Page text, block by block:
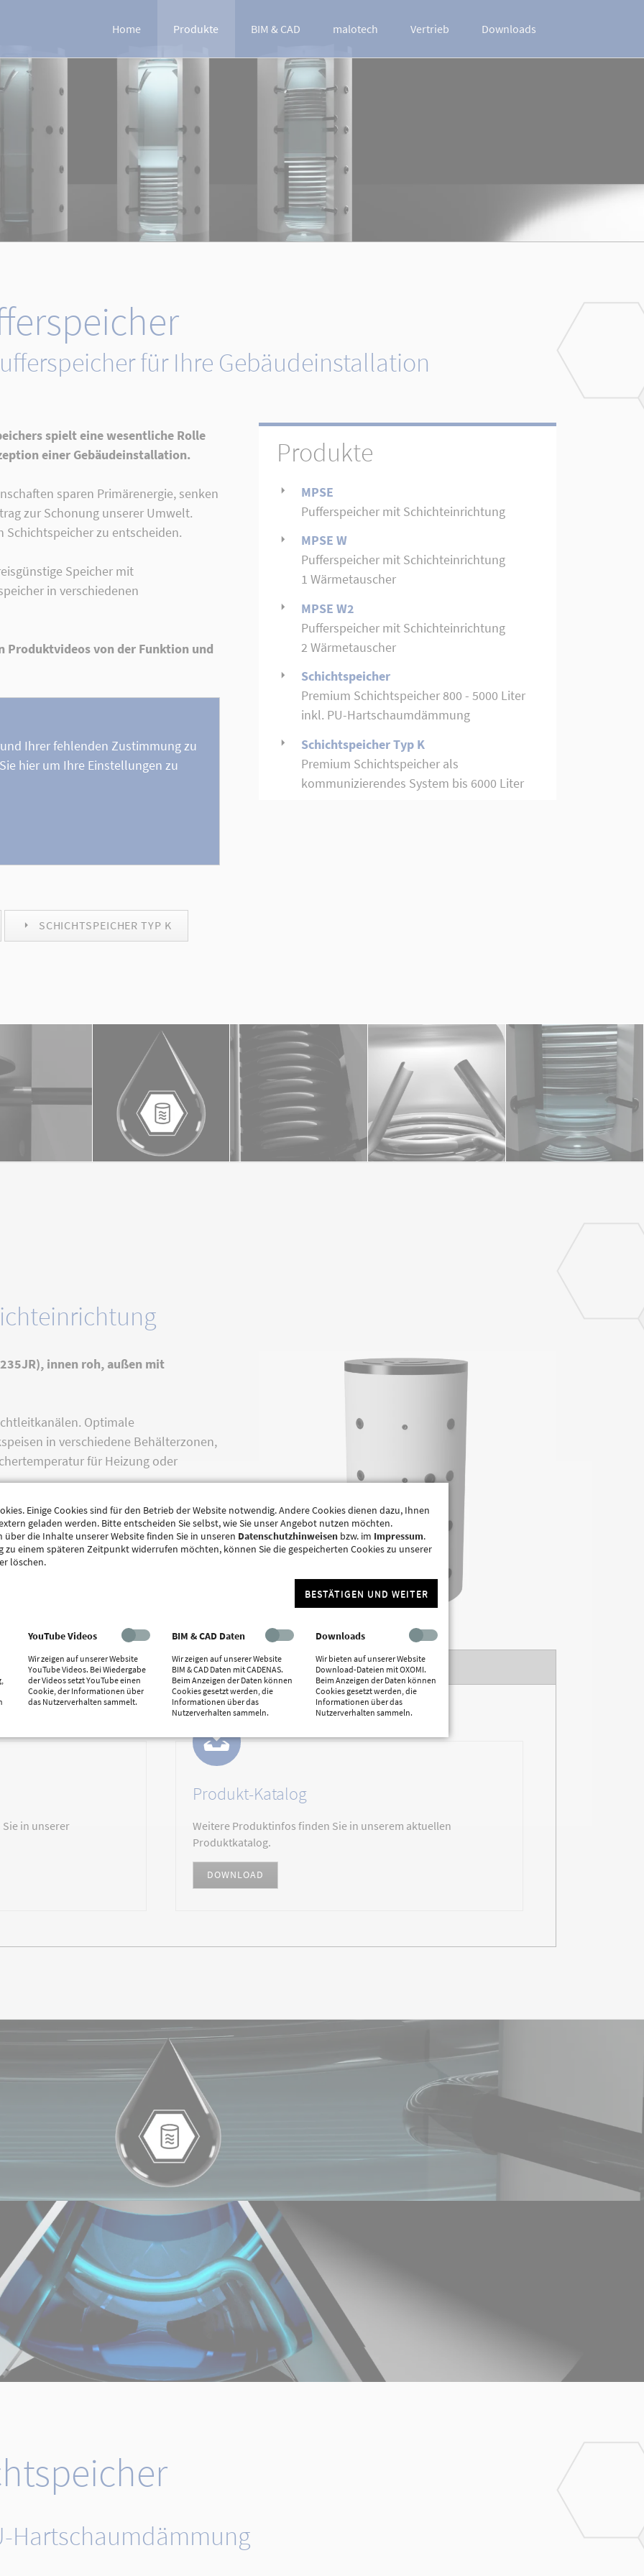
Home Produkte
Frischwasserstationen
Wohnungsstationen
Speicherlademodule
Solartrennsysteme
BIM & CAD malotech
Produktion
Referenzen
Vertrieb Downloads
für Ihre Gebäudeinstallation
spielt eine wesentliche Rolle
einer Gebäudeinstallation.
sparen Primärenergie, senken
zur Schonung unserer Umwelt.
zu entscheiden.
Speicher mit
in verschiedenen
Produktvideos von der Funktion und
Ihrer fehlenden Zustimmung zu
hier um Ihre Einstellungen zu
Produkte
MPSE
Pufferspeicher mit Schichteinrichtung
MPSE W
Pufferspeicher mit Schichteinrichtung
1 Wärmetauscher
MPSE W2
Pufferspeicher mit Schichteinrichtung
2 Wärmetauscher
Schichtspeicher
Premium Schichtspeicher 800 - 5000 Liter
inkl. PU-Hartschaumdämmung
Schichtspeicher Typ K
Premium Schichtspeicher als
kommunizierendes System bis 6000 Liter
SCHICHTSPEICHER TYP K
innen roh, außen mit
Optimale
in verschiedene Behälterzonen,
für Heizung oder
inkl. 8
Tauchhülsenanschlüssen, 1
100 mm Vlies- Isolierung.
BILDER
in unserer
Produkt-Katalog
Weitere Produktinfos finden Sie in unserem aktuellen
Produktkatalog.
DOWNLOAD
Hartschaumdämmung
Einige Cookies sind für den Betrieb der Website notwendig. Andere Cookies dienen dazu, Ihnen
geladen werden. Bitte entscheiden Sie selbst, wie Sie unser Angebot nutzen möchten.
die Inhalte unserer Website finden Sie in unseren Datenschutzhinweisen bzw. im Impressum.
zu einem späteren Zeitpunkt widerrufen möchten, können Sie die gespeicherten Cookies zu unserer
löschen.
BESTÄTIGEN UND WEITER
YouTube Videos
Wir zeigen auf unserer Website
YouTube Videos. Bei Wiedergabe
der Videos setzt YouTube einen
Cookie, der Informationen über
das Nutzerverhalten sammelt.
BIM & CAD Daten
Wir zeigen auf unserer Website
BIM & CAD Daten mit CADENAS.
Beim Anzeigen der Daten können
Cookies gesetzt werden, die
Informationen über das
Nutzerverhalten sammeln.
Downloads
Wir bieten auf unserer Website
Download-Dateien mit OXOMI.
Beim Anzeigen der Daten können
Cookies gesetzt werden, die
Informationen über das
Nutzerverhalten sammeln.